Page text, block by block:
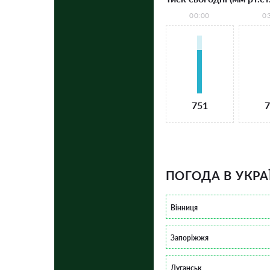
00:00
751
ПОГОДА В
Вінниця
Запоріжжя
Луганськ